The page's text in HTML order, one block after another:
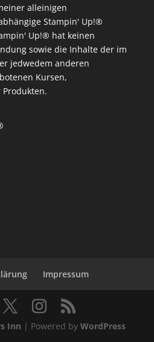
alleinigen
Stampin' Up!®
Up!® hat keinen
sowie die Inhalte der im
jedwedem anderen
Kursen,
Impressum
Inn | Powered by WordPress